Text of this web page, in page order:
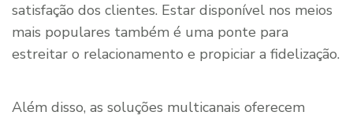
satisfação dos clientes. Estar disponível nos meios
mais populares também é uma ponte para
estreitar o relacionamento e propiciar a fidelização.
Além disso, as soluções multicanais oferecem